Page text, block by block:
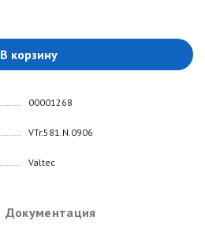
В корзину
00001268
VTr.581.N.0906
Valtec
Документация